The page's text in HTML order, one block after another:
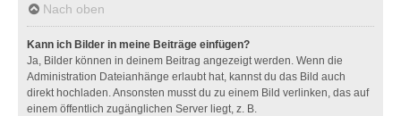
Nach oben
Kann ich Bilder in meine Beiträge einfügen?
Ja, Bilder können in deinem Beitrag angezeigt werden. Wenn die
Administration Dateianhänge erlaubt hat, kannst du das Bild auch
direkt hochladen. Ansonsten musst du zu einem Bild verlinken, das auf
einem öffentlich zugänglichen Server liegt, z. B.